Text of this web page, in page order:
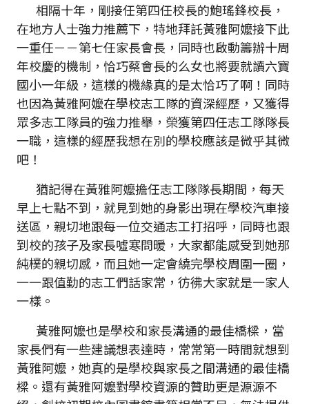
相隔十年，剛接任第四任校長的鮑瑤鋒校長，
在地方人士強力推薦下，特地拜託黃雅阿嬤接下此
一重任－－第七任家長會長，同時也啟動籌辦十周
年校慶的機制，恰巧蔡會長的么女也將要就讀六寶
國小一年級，這樣的機緣真的是太恰巧了啊！同時
也因為黃雅阿嬤在學校志工隊的資深經歷，又獲得
眾多志工隊員的強力推舉，榮獲第四任志工隊隊長
一職，這樣的經歷我想在別的學校應該是微乎其微
吧！
猶記得在黃雅阿嬤擔任志工隊隊長期間，每天
早上七點不到，就見到她的身影出現在學校汽車接
送區，親切地跟每一位交通志工打招呼，同時也跟
到校的孩子及家長噓寒問暖，大家都能感受到她那
純樸的親切感，而且她一定會繞完學校周圍一圈，
一一跟值勤的志工們話家常，彷彿大家就是一家人
一樣。
黃雅阿嬤也是學校和家長溝通的最佳橋樑，當
家長們有一些建議想表達時，常常第一時間就想到
黃雅阿嬤，她真的是學校與家長之間溝通的最佳橋
樑。還有黃雅阿嬤對學校資源的贊助更是源源不